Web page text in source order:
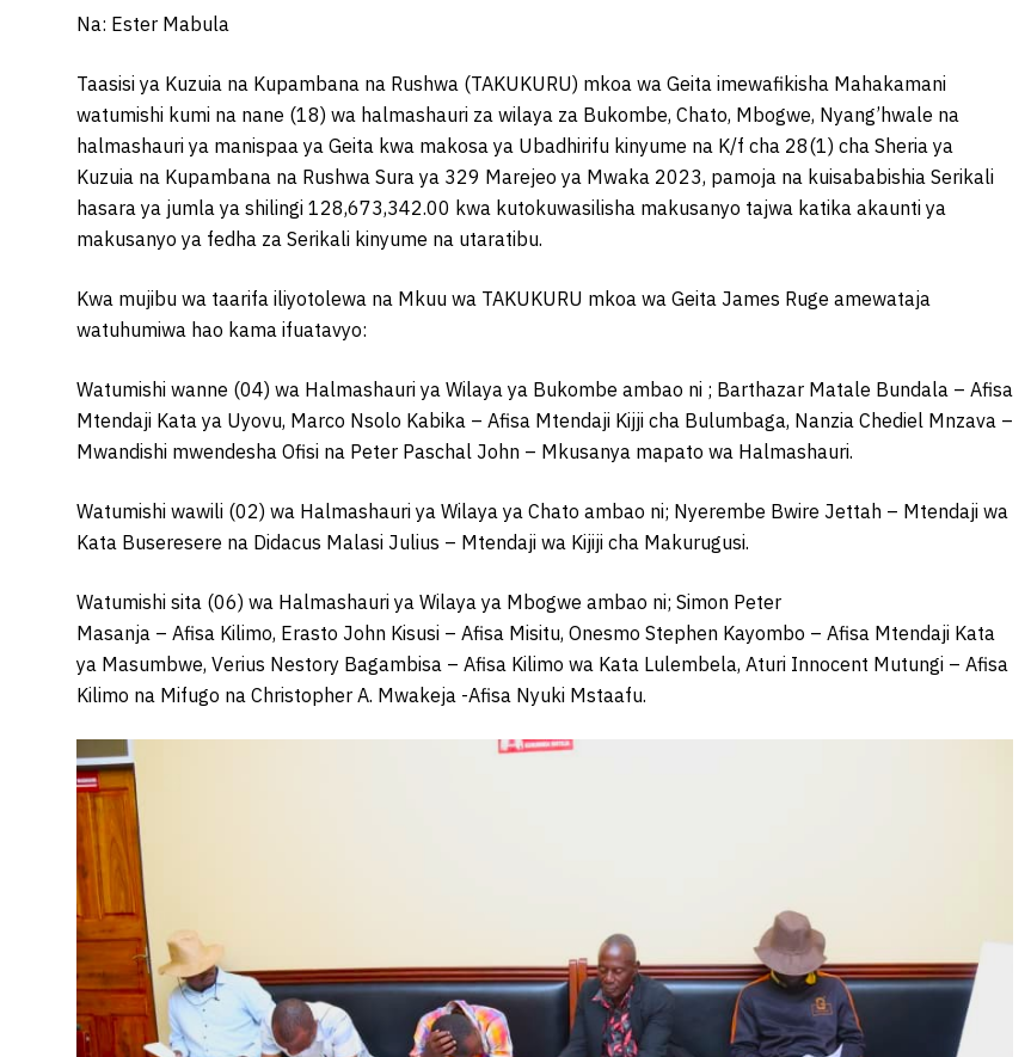
Na: Ester Mabula
Taasisi ya Kuzuia na Kupambana na Rushwa (TAKUKURU) mkoa wa Geita imewafikisha Mahakamani
watumishi kumi na nane (18) wa halmashauri za wilaya za Bukombe, Chato, Mbogwe, Nyang’hwale na
halmashauri ya manispaa ya Geita kwa makosa ya Ubadhirifu kinyume na K/f cha 28(1) cha Sheria ya
Kuzuia na Kupambana na Rushwa Sura ya 329 Marejeo ya Mwaka 2023, pamoja na kuisababishia Serikali
hasara ya jumla ya shilingi 128,673,342.00 kwa kutokuwasilisha makusanyo tajwa katika akaunti ya
makusanyo ya fedha za Serikali kinyume na utaratibu.
Kwa mujibu wa taarifa iliyotolewa na Mkuu wa TAKUKURU mkoa wa Geita James Ruge amewataja
watuhumiwa hao kama ifuatavyo:
Watumishi wanne (04) wa Halmashauri ya Wilaya ya Bukombe ambao ni ; Barthazar Matale Bundala – Afisa
Mtendaji Kata ya Uyovu, Marco Nsolo Kabika – Afisa Mtendaji Kijji cha Bulumbaga, Nanzia Chediel Mnzava –
Mwandishi mwendesha Ofisi na Peter Paschal John – Mkusanya mapato wa Halmashauri.
Watumishi wawili (02) wa Halmashauri ya Wilaya ya Chato ambao ni; Nyerembe Bwire Jettah – Mtendaji wa
Kata Buseresere na Didacus Malasi Julius – Mtendaji wa Kijiji cha Makurugusi.
Watumishi sita (06) wa Halmashauri ya Wilaya ya Mbogwe ambao ni; Simon Peter
Masanja – Afisa Kilimo, Erasto John Kisusi – Afisa Misitu, Onesmo Stephen Kayombo – Afisa Mtendaji Kata
ya Masumbwe, Verius Nestory Bagambisa – Afisa Kilimo wa Kata Lulembela, Aturi Innocent Mutungi – Afisa
Kilimo na Mifugo na Christopher A. Mwakeja -Afisa Nyuki Mstaafu.